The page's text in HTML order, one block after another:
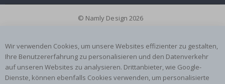
© Namly Design 2026
Wir verwenden Cookies, um unsere Websites effizienter zu gestalten,
Ihre Benutzererfahrung zu personalisieren und den Datenverkehr
auf unseren Websites zu analysieren. Drittanbieter, wie Google-
Dienste, können ebenfalls Cookies verwenden, um personalisierte